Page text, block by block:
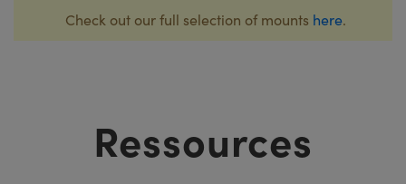
Check out our full selection of mounts here.
Ressources